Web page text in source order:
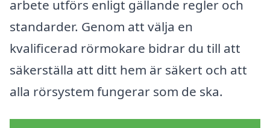
arbete utförs enligt gällande regler och
standarder. Genom att välja en
kvalificerad rörmokare bidrar du till att
säkerställa att ditt hem är säkert och att
alla rörsystem fungerar som de ska.